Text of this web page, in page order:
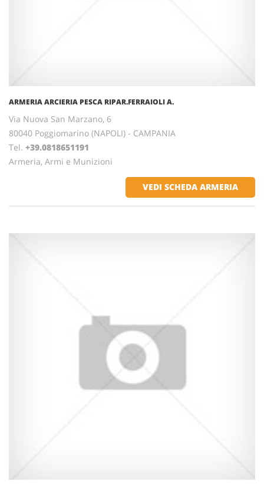
ARMERIA ARCIERIA PESCA RIPAR.FERRAIOLI A.
Via Nuova San Marzano, 6
80040 Poggiomarino (NAPOLI) - CAMPANIA
Tel. +39.0818651191
Armeria, Armi e Munizioni
VEDI SCHEDA ARMERIA